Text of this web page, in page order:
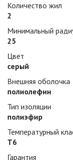
Количество жил
2
Минимальный
25
Цвет
серый
Внешняя оболочка
полиолефин
Тип изоляции
полиэфир
Температурный
Т6
Гарантия